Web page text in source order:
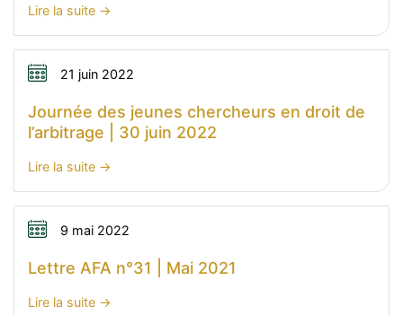
Lire la suite:
ASA
AFA
7
octobre
2022
21 juin 2022
Journée des jeunes chercheurs en droit de
l’arbitrage | 30 juin 2022
Lire la suite:
des
jeunes
en
9 mai 2022
Lettre AFA n°31 | Mai 2021
Lire la suite: